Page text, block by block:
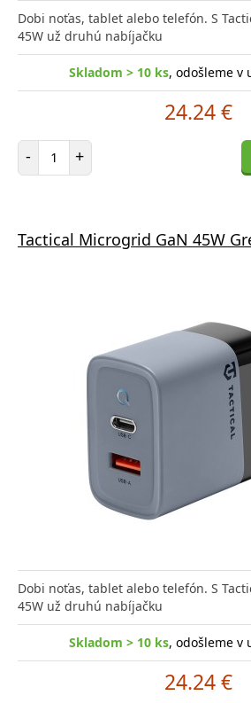
Dobi noťas, tablet alebo telefón. S
45W už druhú nabíjačku
Skladom > 10 ks, odošleme v
24.24 €
- Počet položiek
+
Tactical Microgrid GaN 45W
Dobi noťas, tablet alebo telefón. S
45W už druhú nabíjačku
Skladom > 10 ks, odošleme v
24.24 €